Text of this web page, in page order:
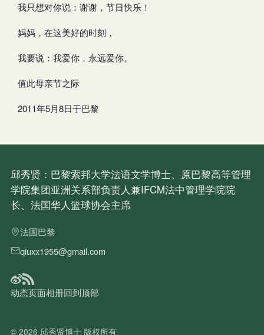
我只想对你说：谢谢，节日快乐！
妈妈，在这美好的时刻，
我要说：我爱你，永远爱你。
值此母亲节之际
2011年5月8日于巴黎
邱秀贤：巴黎索邦大学法语文学博士、原巴黎高等管理
学院集团亚洲关系部负责人兼IFCM法中管理学院院
长、法国华人篮球协会主席
法国巴黎
qiuxx1955@gmail.com
动态页面相册回到顶部
© 2026 邱秀贤博士 版权所有